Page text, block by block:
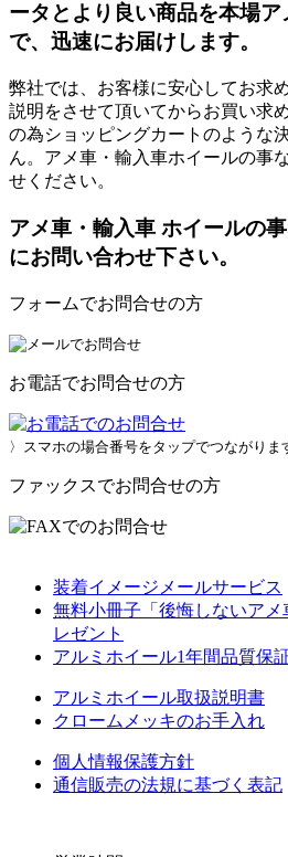
ータとより良い商品を本場
で、迅速にお届けします。
弊社では、お客様に安心してお求
説明をさせて頂いてからお買い求
の為ショッピングカートのような
ん。アメ車・輸入車ホイールの事
せください。
アメ車・輸入車 ホイールの
にお問い合わせ下さい。
フォームでお問合せの方
お電話でお問合せの方
〉スマホの場合番号をタップでつながりま
ファックスでお問合せの方
装着イメージメールサービス
無料小冊子「後悔しないア
レゼント
アルミホイール1年間品質保
アルミホイール取扱説明書
クロームメッキのお手入れ
個人情報保護方針
通信販売の法規に基づく表記